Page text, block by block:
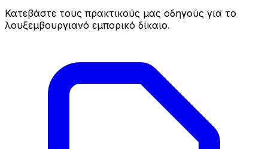
Κατεβάστε τους πρακτικούς μας οδηγούς για το
λουξεμβουργιανό εμπορικό δίκαιο.